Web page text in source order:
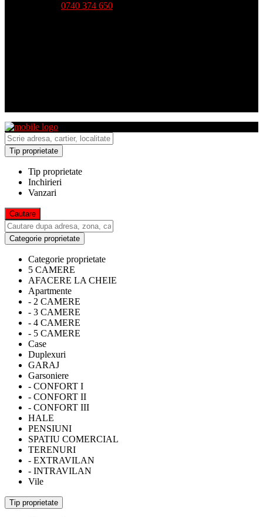
0740 374 650
Tip proprietate
Tip proprietate
Inchirieri
Vanzari
Categorie proprietate
Categorie proprietate
5 CAMERE
AFACERE LA CHEIE
Apartmente
- 2 CAMERE
- 3 CAMERE
- 4 CAMERE
- 5 CAMERE
Case
Duplexuri
GARAJ
Garsoniere
- CONFORT I
- CONFORT II
- CONFORT III
HALE
PENSIUNI
SPATIU COMERCIAL
TERENURI
- EXTRAVILAN
- INTRAVILAN
Vile
Tip proprietate